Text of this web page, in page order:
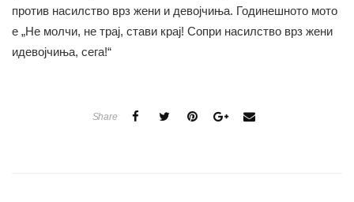
против насилство врз жени и девојчиња. Годинешното мото
е „Не молчи, не трај, стави крај! Сопри насилство врз жени
идевојчиња, сега!“
Share